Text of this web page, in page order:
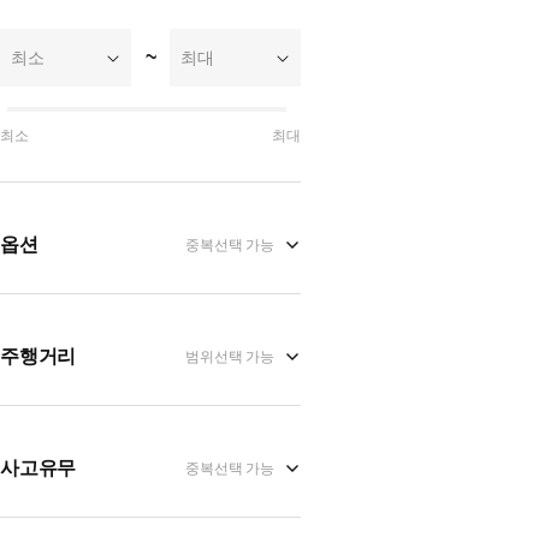
최소 ~ 최대
최소 최대
옵션 중복선택 가능
주행거리 범위선택 가능
사고유무 중복선택 가능